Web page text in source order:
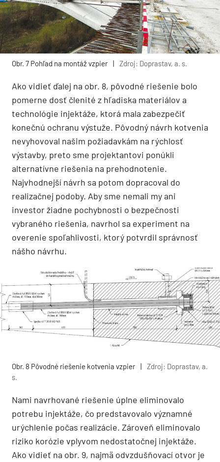
Obr. 7 Pohľad na montáž vzpier | Zdroj: Doprastav, a. s.
Ako vidieť ďalej na obr. 8, pôvodné riešenie bolo
pomerne dosť členité z hľadiska materiálov a
technológie injektáže, ktorá mala zabezpečiť
konečnú ochranu výstuže. Pôvodný návrh kotvenia
nevyhovoval našim požiadavkám na rýchlosť
výstavby, preto sme projektantovi ponúkli
alternatívne riešenia na prehodnotenie.
Najvhodnejší návrh sa potom dopracoval do
realizačnej podoby. Aby sme nemali my ani
investor žiadne pochybnosti o bezpečnosti
vybraného riešenia, navrhol sa experiment na
overenie spoľahlivosti, ktorý potvrdil správnosť
nášho návrhu.
Obr. 8 Pôvodné riešenie kotvenia vzpier |
Zdroj: Doprastav, a.
s.
Nami navrhované riešenie úplne eliminovalo
potrebu injektáže, čo predstavovalo významné
urýchlenie počas realizácie. Zároveň eliminovalo
riziko korózie vplyvom nedostatočnej injektáže.
Ako vidieť na obr. 9, najmä odvzdušňovací otvor je